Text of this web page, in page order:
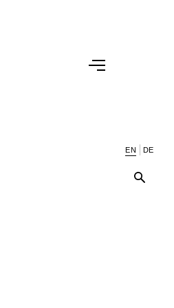
EN DE